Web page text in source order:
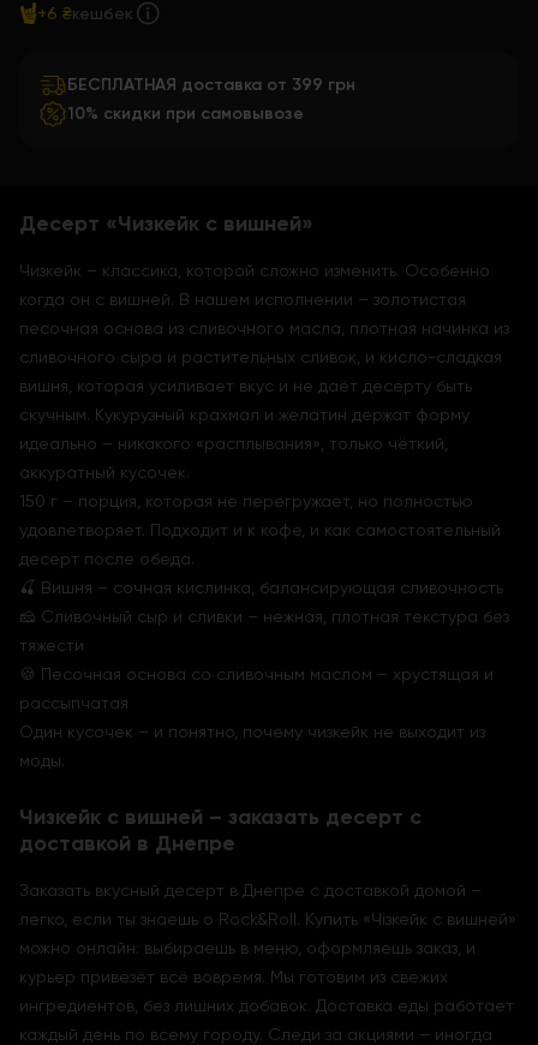
+6 ₴кешбек
БЕСПЛАТНАЯ доставка от 399 грн
10% скидки при самовывозе
Десерт «Чизкейк с вишней»
Чизкейк – классика, которой сложно изменить. Особенно
когда он с вишней. В нашем исполнении – золотистая
песочная основа из сливочного масла, плотная начинка из
сливочного сыра и растительных сливок, и кисло-сладкая
вишня, которая усиливает вкус и не даёт десерту быть
скучным. Кукурузный крахмал и желатин держат форму
идеально – никакого «расплывания», только чёткий,
аккуратный кусочек.
150 г – порция, которая не перегружает, но полностью
удовлетворяет. Подходит и к кофе, и как самостоятельный
десерт после обеда.
🍒 Вишня – сочная кислинка, балансирующая сливочность
🧀 Сливочный сыр и сливки – нежная, плотная текстура без
тяжести
🍪 Песочная основа со сливочным маслом – хрустящая и
рассыпчатая
Один кусочек – и понятно, почему чизкейк не выходит из
моды.
Чизкейк с вишней – заказать десерт с
доставкой в Днепре
Заказать вкусный десерт в Днепре с доставкой домой –
легко, если ты знаешь о Rock&Roll. Купить «Чізкейк с вишней»
можно онлайн: выбираешь в меню, оформляешь заказ, и
курьер привезёт всё вовремя. Мы готовим из свежих
ингредиентов, без лишних добавок. Доставка еды работает
каждый день по всему городу. Следи за акциями – иногда